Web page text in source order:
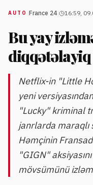
AUTO France 24| 16:59,
Bu yay
Netflix-in "Little
yeni
"Lucky" kriminal
janrlarda
Həmçinin
"GIGN"
mövsümünü